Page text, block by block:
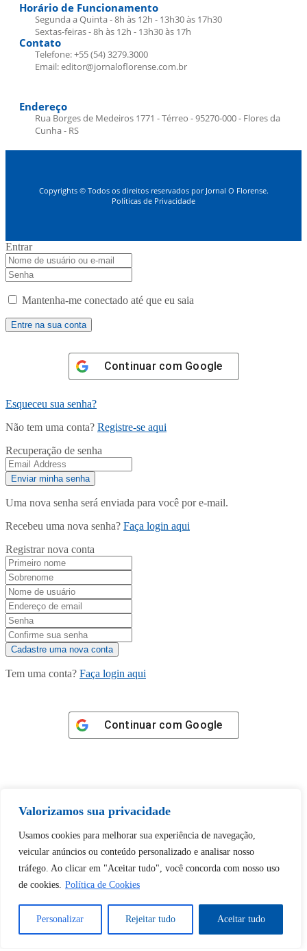
Valorizamos sua privacidade
Usamos cookies para melhorar sua experiência de navegação,
veicular anúncios ou conteúdo personalizado e analisar nosso
tráfego. Ao clicar em "Aceitar tudo", você concorda com nosso uso
de cookies. Política de Cookies
Personalizar Rejeitar tudo Aceitar tudo
Horário de Funcionamento
Segunda a Quinta - 8h às 12h - 13h30 às 17h30
Sextas-feiras - 8h às 12h - 13h30 às 17h
Contato
Telefone: +55 (54) 3279.3000
Email: editor@jornaloflorense.com.br
Endereço
Rua Borges de Medeiros 1771 - Térreo - 95270-000 - Flores da
Cunha - RS
Copyrights © Todos os direitos reservados por Jornal O Florense.
Políticas de Privacidade
Entrar
Mantenha-me conectado até que eu saia
Continuar com Google
Esqueceu sua senha?
Não tem uma conta? Registre-se aqui
Recuperação de senha
Uma nova senha será enviada para você por e-mail.
Recebeu uma nova senha? Faça login aqui
Registrar nova conta
Tem uma conta? Faça login aqui
Continuar com Google
Tem certeza de que deseja
desbloquear esta publicação?
Desbloquear esquerda : 0
Sim Não